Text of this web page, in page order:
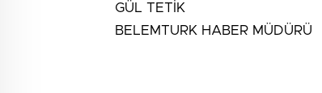
GÜL TETİK
BELEMTURK HABER MÜDÜRÜ